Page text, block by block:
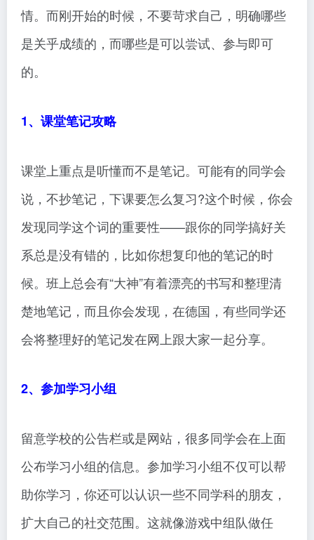
情。而刚开始的时候，不要苛求自己，明确哪些
是关乎成绩的，而哪些是可以尝试、参与即可
的。
1、课堂笔记攻略
课堂上重点是听懂而不是笔记。可能有的同学会
说，不抄笔记，下课要怎么复习?这个时候，你会
发现同学这个词的重要性——跟你的同学搞好关
系总是没有错的，比如你想复印他的笔记的时
候。班上总会有“大神”有着漂亮的书写和整理清
楚地笔记，而且你会发现，在德国，有些同学还
会将整理好的笔记发在网上跟大家一起分享。
2、参加学习小组
留意学校的公告栏或是网站，很多同学会在上面
公布学习小组的信息。参加学习小组不仅可以帮
助你学习，你还可以认识一些不同学科的朋友，
扩大自己的社交范围。这就像游戏中组队做任